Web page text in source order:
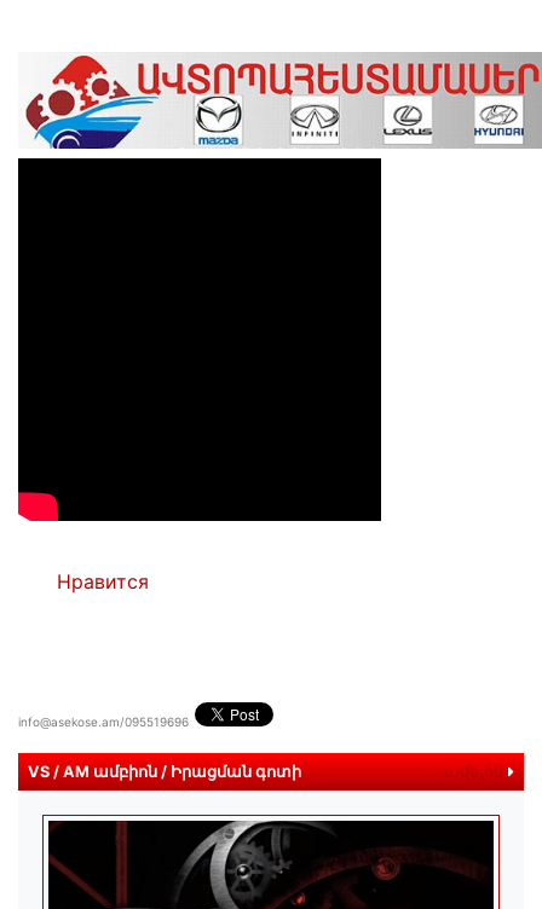
Нравится
info@asekose.am/095519696
VS / AM ամբիոն / Իրացման գոտի ավելին